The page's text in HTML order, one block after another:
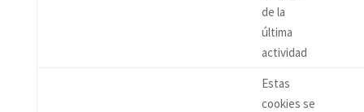
de la
última
actividad
Estas
cookies se